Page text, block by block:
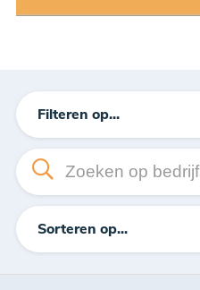
Filteren op...
Sorteren op...